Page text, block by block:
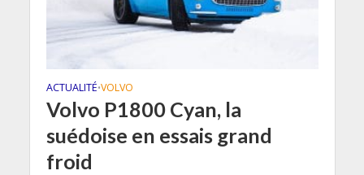
ACTUALITÉ•VOLVO
Volvo P1800 Cyan, la
suédoise en essais grand
froid